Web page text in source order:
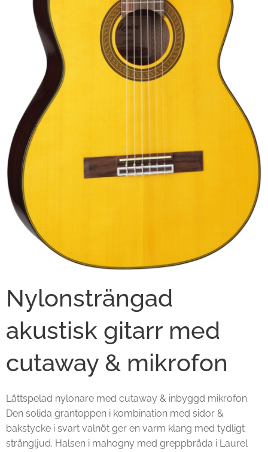
Nylonsträngad
akustisk gitarr med
cutaway & mikrofon
Lättspelad nylonare med cutaway & inbyggd mikrofon.
Den solida grantoppen i kombination med sidor &
bakstycke i svart valnöt ger en varm klang med tydligt
strängljud. Halsen i mahogny med greppbräda i Laurel